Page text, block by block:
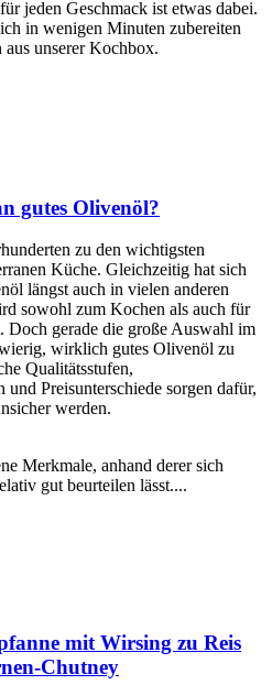
jeden Geschmack ist etwas dabei.
in wenigen Minuten zubereiten
aus unserer Kochbox.
gutes Olivenöl?
zu den wichtigsten
Küche. Gleichzeitig hat sich
längst auch in vielen anderen
sowohl zum Kochen als auch für
Doch gerade die große Auswahl im
wirklich gutes Olivenöl zu
Qualitätsstufen,
Preisunterschiede sorgen dafür,
werden.
Merkmale, anhand derer sich
gut beurteilen lässt....
mit Wirsing zu Reis
Chutney